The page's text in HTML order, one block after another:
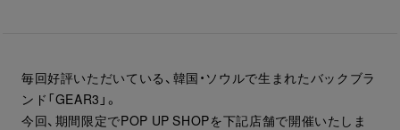
毎回好評いただいている、韓国・ソウルで生まれたバックブラ
ンド「GEAR3」。
今回、期間限定でPOP UP SHOPを下記店舗で開催いたしま